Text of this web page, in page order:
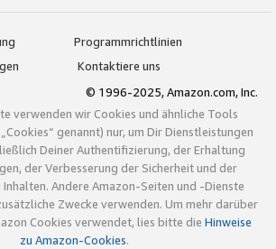
Programmrichtlinien
Kontaktiere uns
© 1996-2025, Amazon.com, Inc.
verwenden wir Cookies und ähnliche Tools
genannt) nur, um Dir Dienstleistungen
Deiner Authentifizierung, der Erhaltung
der Verbesserung der Sicherheit und der
Andere Amazon-Seiten und -Dienste
Zwecke verwenden. Um mehr darüber
Cookies verwendet, lies bitte die Hinweise
zu Amazon-Cookies.